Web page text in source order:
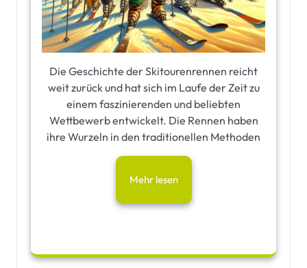
Die Geschichte der Skitourenrennen reicht
weit zurück und hat sich im Laufe der Zeit zu
einem faszinierenden und beliebten
Wettbewerb entwickelt. Die Rennen haben
ihre Wurzeln in den traditionellen Methoden
Mehr lesen